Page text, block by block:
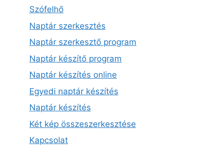
Szófelhő
Naptár szerkesztés
Naptár szerkesztő program
Naptár készítő program
Naptár készítés online
Egyedi naptár készítés
Naptár készítés
Két kép összeszerkesztése
Kapcsolat